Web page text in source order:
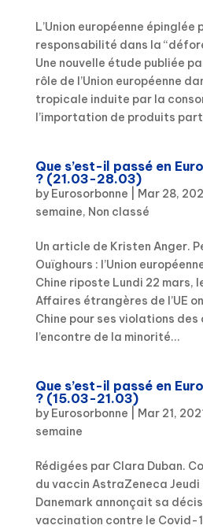
L’Union européenne épinglée
responsabilité dans la
Une nouvelle étude publiée
rôle de l’Union européenne
tropicale induite par la
l’importation de produits
Que s’est-il passé en
? (21.03-28.03)
by Eurosorbonne Mar 28,
semaine, Non classé
Un article de Kristen Anger.
Ouïghours : l’Union
Chine riposte Lundi 22 mars,
Affaires étrangères de l’UE
Chine pour ses violations des
l’encontre de la minorité...
Que s’est-il passé en
? (15.03-21.03)
by Eurosorbonne Mar 21,
semaine
Rédigées par Clara Duban.
du vaccin AstraZeneca Jeudi
Danemark annonçait sa
vaccination contre le Covid-